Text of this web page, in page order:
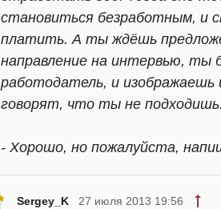
становиться безработным, и
платить. А ты ждёшь
направление на интервью, ты
работодатель, и изображаешь
говорят, что ты не
- Хорошо, но пожалуйста,
Sergey_K 27 июля 2013 19:56